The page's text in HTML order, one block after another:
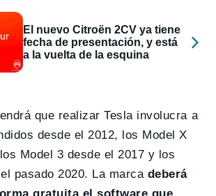
El nuevo Citroën 2CV ya tiene
fecha de presentación, y está
a la vuelta de la esquina
que realizar Tesla involucra a
desde el 2012, los Model X
Model 3 desde el 2017 y los
pasado 2020. La marca deberá